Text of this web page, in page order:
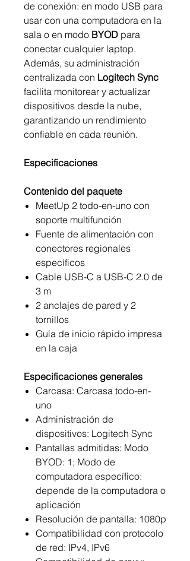
de conexión: en modo USB para
usar con una computadora en la
sala o en modo BYOD para
conectar cualquier laptop.
Además, su administración
centralizada con Logitech Sync
facilita monitorear y actualizar
dispositivos desde la nube,
garantizando un rendimiento
confiable en cada reunión.
Especificaciones
Contenido del paquete
MeetUp 2 todo-en-uno con
soporte multifunción
Fuente de alimentación con
conectores regionales
específicos
Cable USB-C a USB-C 2.0 de
3 m
2 anclajes de pared y 2
tornillos
Guía de inicio rápido impresa
en la caja
Especificaciones generales
Carcasa: Carcasa todo-en-
uno
Administración de
dispositivos: Logitech Sync
Pantallas admitidas: Modo
BYOD: 1; Modo de
computadora específico:
depende de la computadora o
aplicación
Resolución de pantalla: 1080p
Compatibilidad con protocolo
de red: IPv4, IPv6